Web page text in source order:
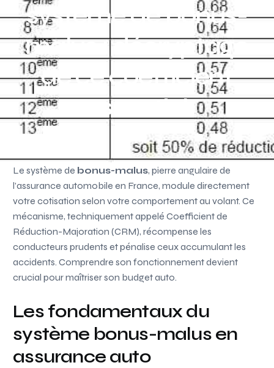
système de bonus-
malus : décryptage
de ce coefficient
essentiel
Le système de bonus-malus, pierre angulaire de
l’assurance automobile en France, module directement
votre cotisation selon votre comportement au volant. Ce
mécanisme, techniquement appelé Coefficient de
Réduction-Majoration (CRM), récompense les
conducteurs prudents et pénalise ceux accumulant les
accidents. Comprendre son fonctionnement devient
crucial pour maîtriser son budget auto.
Les fondamentaux du
système bonus-malus en
assurance auto